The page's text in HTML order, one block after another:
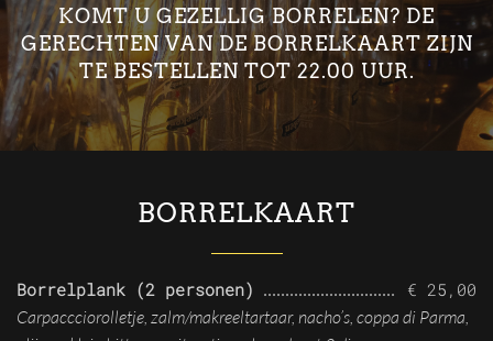
KOMT U GEZELLIG BORRELEN? DE
GERECHTEN VAN DE BORRELKAART ZIJN
TE BESTELLEN TOT 22.00 UUR.
BORRELKAART
Borrelplank (2 personen)
€ 25,00
Carpaccciorolletje, zalm/makreeltartaar, nacho’s, coppa di Parma,